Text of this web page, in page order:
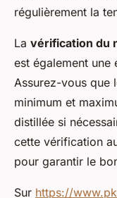
régulièrement la
La vérification du
est également une
Assurez-vous que
minimum et
distillée si
cette vérification
pour garantir le
Sur https://